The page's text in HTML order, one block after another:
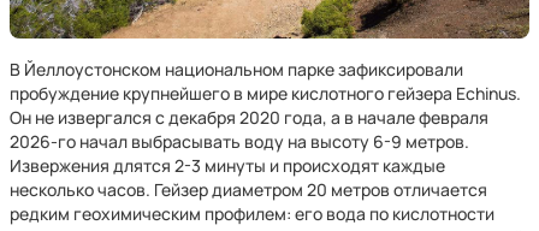
В Йеллоустонском национальном парке зафиксировали
пробуждение крупнейшего в мире кислотного гейзера Echinus.
Он не извергался с декабря 2020 года, а в начале февраля
2026-го начал выбрасывать воду на высоту 6-9 метров.
Извержения длятся 2-3 минуты и происходят каждые
несколько часов. Гейзер диаметром 20 метров отличается
редким геохимическим профилем: его вода по кислотности